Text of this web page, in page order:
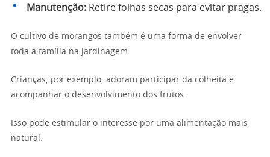
Manutenção: Retire folhas secas para evitar pragas.
O cultivo de morangos também é uma forma de envolver
toda a família na jardinagem.
Crianças, por exemplo, adoram participar da colheita e
acompanhar o desenvolvimento dos frutos.
Isso pode estimular o interesse por uma alimentação mais
natural.